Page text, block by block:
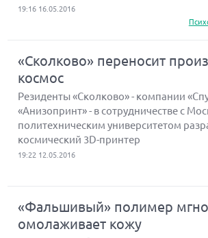
19:16 16.05.2016
«Сколково» переносит
космос
Резиденты «Сколково» - компании
«Анизопринт» - в сотрудничестве с
политехническим университетом
космический 3D-принтер
19:22 12.05.2016
«Фальшивый» полимер
омолаживает кожу